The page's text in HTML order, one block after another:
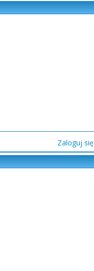
Zaloguj się